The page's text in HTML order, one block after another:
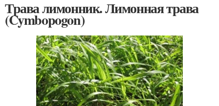
Трава лимонник. Лимонная трава
(Cymbopogon)